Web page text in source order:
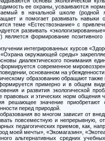
ее охраны, усваиваются
в начальной школе (родной
и помогает развивать
теме «Естествознание» с
развивать
является формирование
интегрированных курсов
окружающей среды»
диалектического понимания
современное
основанном на
образованию обращают
примерно и в общем
и развития экологической
правовых и этических норм общения
решающее значение приобретают
перед природой.
во многом зависит от
повсеместную и непрерывную,
педагогических приемов, как,
моей мечты», «Экомагазин»,
альтернативных средних